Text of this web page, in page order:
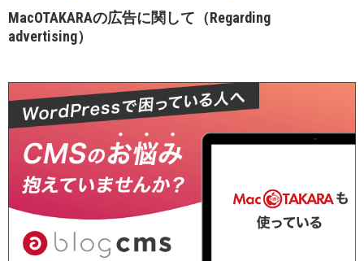
MacOTAKARAの広告に関して（Regarding
advertising）